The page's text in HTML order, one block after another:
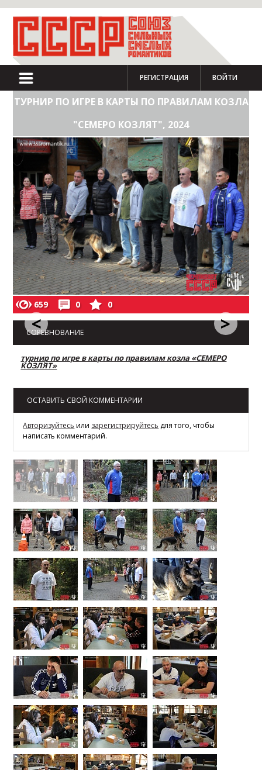
РЕГИСТРАЦИЯ ВОЙТИ
ТУРНИР ПО ИГРЕ В КАРТЫ ПО ПРАВИЛАМ КОЗЛА
"СЕМЕРО КОЗЛЯТ", 2024
< >
659 0 0
СОРЕВНОВАНИЕ
турнир по игре в карты по правилам козла «СЕМЕРО
КОЗЛЯТ»
ОСТАВИТЬ СВОЙ КОММЕНТАРИИ
Авторизуйтесь или зарегистрируйтесь для того, чтобы
написать комментарий.